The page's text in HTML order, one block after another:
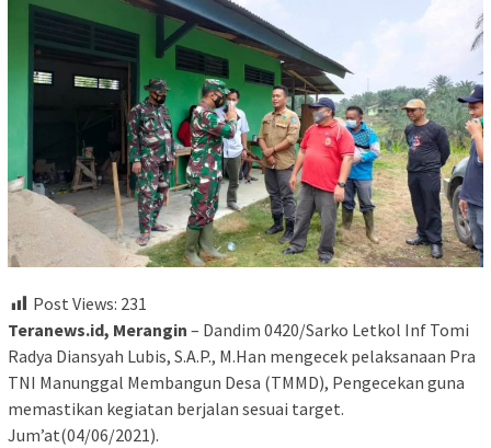
Post Views: 231
Teranews.id, Merangin – Dandim 0420/Sarko Letkol Inf Tomi
Radya Diansyah Lubis, S.A.P., M.Han mengecek pelaksanaan Pra
TNI Manunggal Membangun Desa (TMMD), Pengecekan guna
memastikan kegiatan berjalan sesuai target.
Jum’at(04/06/2021).